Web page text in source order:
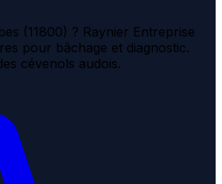
(11800) ? Raynier Entreprise
pour bâchage et diagnostic.
cévenols audois.